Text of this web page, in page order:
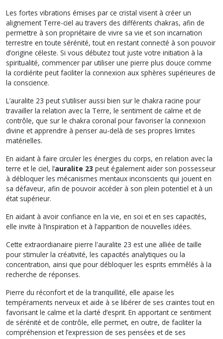
Les fortes vibrations émises par ce cristal visent à créer un
alignement Terre-ciel au travers des différents chakras, afin de
permettre à son propriétaire de vivre sa vie et son incarnation
terrestre en toute sérénité, tout en restant connecté à son pouvoir
d’origine céleste. Si vous débutez tout juste votre initiation à la
spiritualité, commencer par utiliser une pierre plus douce comme
la cordiérite peut faciliter la connexion aux sphères supérieures de
la conscience.
L’auralite 23 peut s’utiliser aussi bien sur le chakra racine pour
travailler la relation avec la Terre, le sentiment de calme et de
contrôle, que sur le chakra coronal pour favoriser la connexion
divine et apprendre à penser au-delà de ses propres limites
matérielles.
En aidant à faire circuler les énergies du corps, en relation avec la
terre et le ciel, l’auralite 23 peut également aider son possesseur
à débloquer les mécanismes mentaux inconscients qui jouent en
sa défaveur, afin de pouvoir accéder à son plein potentiel et à un
état supérieur.
En aidant à avoir confiance en la vie, en soi et en ses capacités,
elle invite à l’inspiration et à l’apparition de nouvelles idées.
Cette extraordianaire pierre l'auralite 23 est une alliée de taille
pour stimuler la créativité, les capacités analytiques ou la
concentration, ainsi que pour débloquer les esprits emmêlés à la
recherche de réponses.
Pierre du réconfort et de la tranquillité, elle apaise les
tempéraments nerveux et aide à se libérer de ses craintes tout en
favorisant le calme et la clarté d’esprit. En apportant ce sentiment
de sérénité et de contrôle, elle permet, en outre, de faciliter la
compréhension et l’expression de ses pensées et de ses